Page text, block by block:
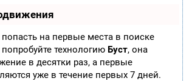
на первые места в поиске
технологию Буст, она
в десятки раз, а первые
уже в течение первых 7 дней.